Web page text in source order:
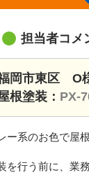
担当者コメ
岡市東区 O
根塗装： PX-
ー系のお色で屋
を行う前に、業